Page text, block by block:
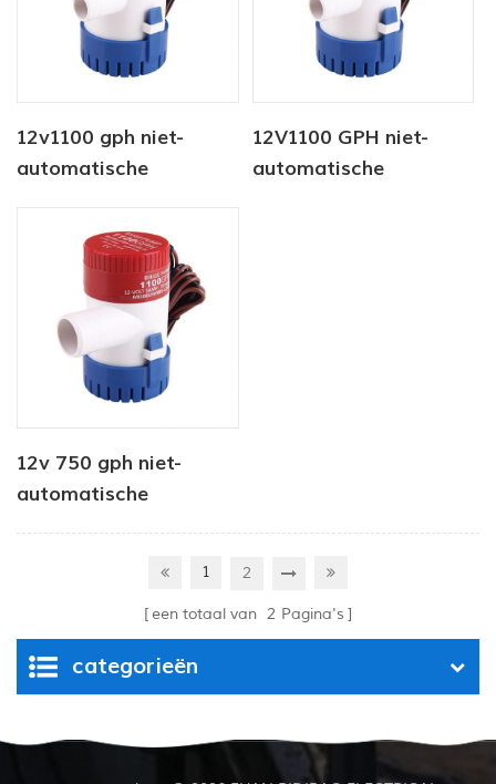
12v1100 gph niet-
automatische
12V1100 GPH niet-
automatische
12v 750 gph niet-
automatische
1 2
een totaal van 2 Pagina's
categorieën